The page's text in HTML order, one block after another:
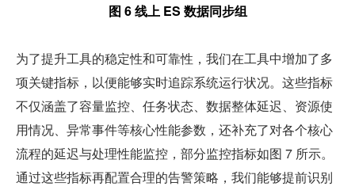
图 6 线上 ES 数据同步组
为了提升工具的稳定性和可靠性，我们在工具中增加了多
项关键指标，以便能够实时追踪系统运行状况。这些指标
不仅涵盖了容量监控、任务状态、数据整体延迟、资源使
用情况、异常事件等核心性能参数，还补充了对各个核心
流程的延迟与处理性能监控，部分监控指标如图 7 所示。
通过这些指标再配置合理的告警策略，我们能够提前识别